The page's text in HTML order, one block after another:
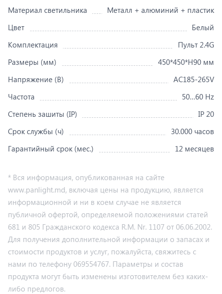
Материал светильника
Металл + алюминий + пластик
Цвет
Белый
Комплектация
Пульт 2.4G
Размеры (мм)
450*450*H90 мм
Напряжение (В)
AC185-265V
Частота
50…60 Hz
Степень зашиты (IP)
IP 20
Срок службы (ч)
30.000 часов
Гарантийный срок (мес.)
12 месяцев
* Вся информация, опубликованная на сайте
www.panlight.md, включая цены на продукцию, является
информационной и ни в коем случае не является
публичной офертой, определяемой положениями статей
681 и 805 Гражданского кодекса R.M. Nr. 1107 от 06.06.2002.
Для получения дополнительной информации о запасах и
стоимости продуктов и услуг, пожалуйста, свяжитесь с
нами по телефону 069554767. Параметры и состав
продукта могут быть изменены изготовителем без каких-
либо предлогов.